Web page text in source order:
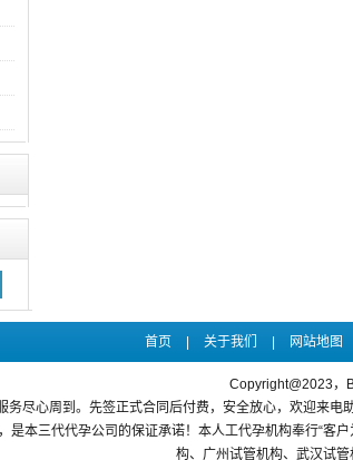
首页 关于我们 网站地图
Copyright@2023，
尽心周到。先签正式合同后付费，安全放心，欢迎来
本三代代孕公司的保证承诺！本人工代孕机构奉行“
构、广州试管机构、武汉试管